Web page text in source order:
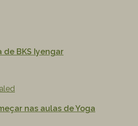
de BKS Iyengar
nas aulas de Yoga